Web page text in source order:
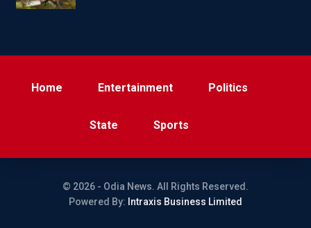
Home Entertainment Politics
State Sports
© 2026 - Odia News. All Rights Reserved.
Powered By: Intraxis Business Limited